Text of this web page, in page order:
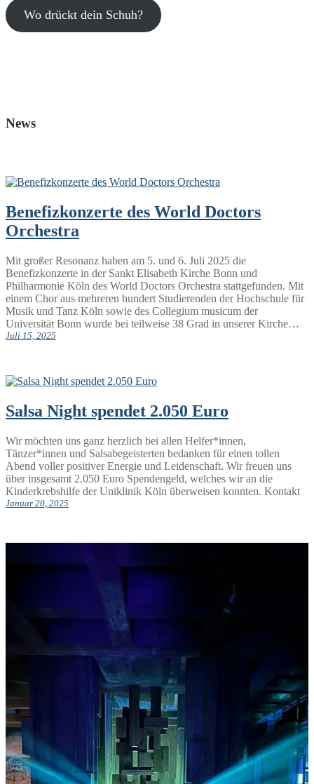
Wo drückt dein Schuh?
News
Benefizkonzerte des World Doctors
Orchestra
Mit großer Resonanz haben am 5. und 6. Juli 2025 die
Benefizkonzerte in der Sankt Elisabeth Kirche Bonn und
Philharmonie Köln des World Doctors Orchestra stattgefunden. Mit
einem Chor aus mehreren hundert Studierenden der Hochschule für
Musik und Tanz Köln sowie des Collegium musicum der
Universität Bonn wurde bei teilweise 38 Grad in unserer Kirche…
Juli 15, 2025
Salsa Night spendet 2.050 Euro
Wir möchten uns ganz herzlich bei allen Helfer*innen,
Tänzer*innen und Salsabegeisterten bedanken für einen tollen
Abend voller positiver Energie und Leidenschaft. Wir freuen uns
über insgesamt 2.050 Euro Spendengeld, welches wir an die
Kinderkrebshilfe der Uniklinik Köln überweisen konnten. Kontakt
Januar 20, 2025